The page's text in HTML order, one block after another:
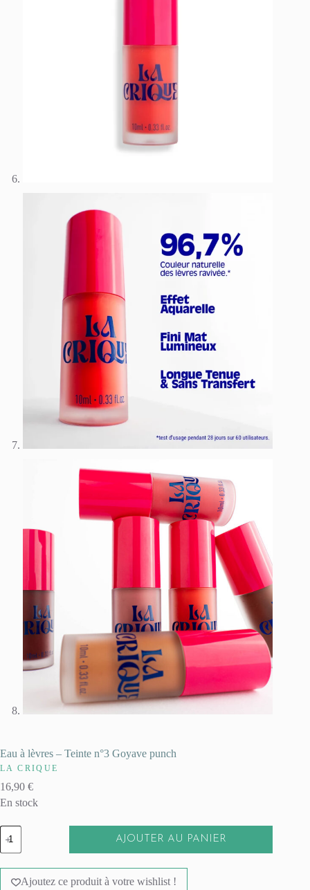
Eau à lèvres – Teinte n°3 Goyave punch
LA CRIQUE
16,90 €
En stock
quantité
de
Eau
à
lèvres
AJOUTER AU PANIER
l
Ajoutez ce produit à votre wishlist !